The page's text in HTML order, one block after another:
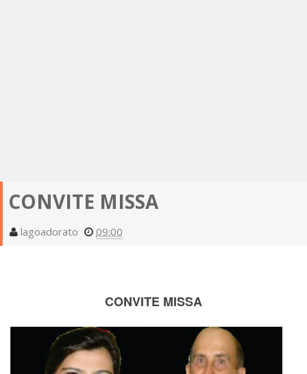
CONVITE MISSA
lagoadorato 09:00
CONVITE MISSA